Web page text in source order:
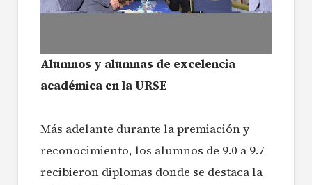
Alumnos y alumnas de excelencia
académica en la URSE
Más adelante durante la premiación y
reconocimiento, los alumnos de 9.0 a 9.7
recibieron diplomas donde se destaca la